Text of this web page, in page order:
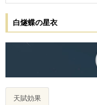
白燧蝶の星衣
天賦効果